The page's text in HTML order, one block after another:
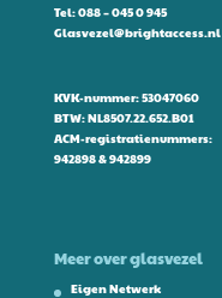
Tel:088 – 045 0 945
Glasvezel@brightaccess.nl
KVK-nummer: 53047060
BTW: NL8507.22.652.B01
ACM-registratienummers:
942898 & 942899
Meer over glasvezel
Eigen Netwerk